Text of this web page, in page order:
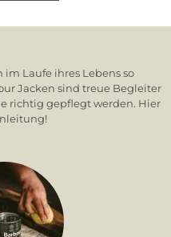
im Laufe ihres Lebens so
Jacken sind treue Begleiter
richtig gepflegt werden. Hier